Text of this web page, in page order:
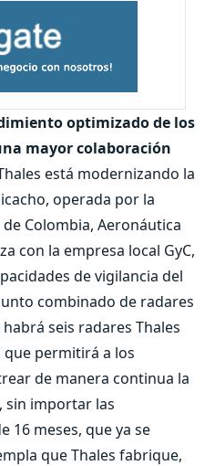
optimizado de los
mayor colaboración
está modernizando la
operada por la
Colombia, Aeronáutica
con la empresa local GyC,
de vigilancia del
combinado de radares
habrá seis radares Thales
que permitirá a los
de manera continua la
sin importar las
16 meses, que ya se
que Thales fabrique,